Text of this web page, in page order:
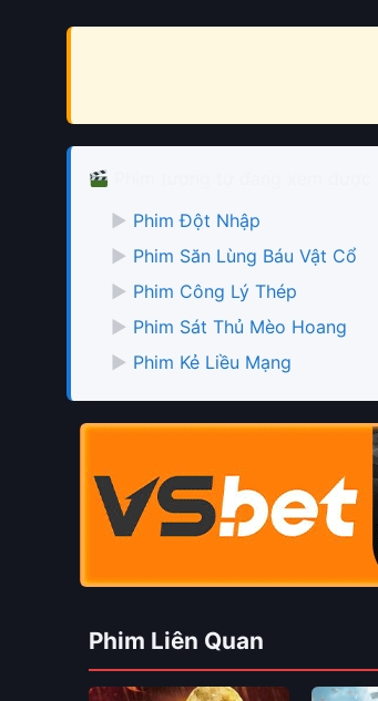
▶ Phim Đột Nhập
▶ Phim Săn Lùng Báu Vật Cổ
▶ Phim Công Lý Thép
▶ Phim Sát Thủ Mèo Hoang
▶ Phim Kẻ Liều Mạng
Phim Liên Quan